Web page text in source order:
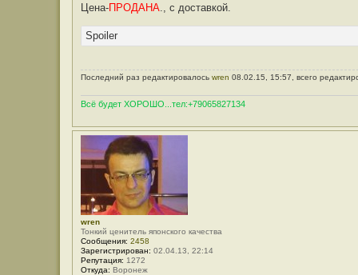
Цена-ПРОДАНА ., с доставкой.
Spoiler
Последний раз редактировалось wren 08.02.15, 15:57, всего
Всё будет ХОРОШО...тел:+79065827134
wren
Тонкий ценитель японского качества
Сообщения: 2458
Зарегистрирован: 02.04.13, 22:14
Репутация: 1272
Откуда: Воронеж